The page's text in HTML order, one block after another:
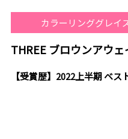
カラーリンググレイ
THREE ブロウンアウ
【受賞歴】2022上半期 ベ